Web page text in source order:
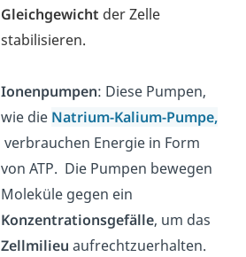
Gleichgewicht der Zelle
stabilisieren.
Ionenpumpen: Diese Pumpen,
wie die Natrium-Kalium-Pumpe,
verbrauchen Energie in Form
von ATP. Die Pumpen bewegen
Moleküle gegen ein
Konzentrationsgefälle, um das
Zellmilieu aufrechtzuerhalten.